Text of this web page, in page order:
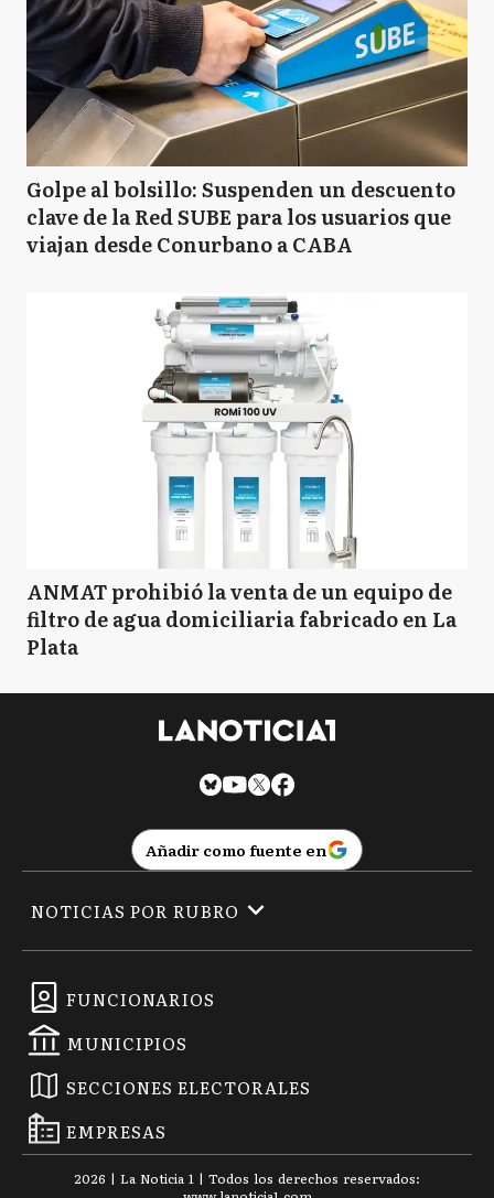
Golpe al bolsillo: Suspenden un descuento
clave de la Red SUBE para los usuarios que
viajan desde Conurbano a CABA
ANMAT prohibió la venta de un equipo de
filtro de agua domiciliaria fabricado en La
Plata
Añadir como fuente en
FUNCIONARIOS
MUNICIPIOS
SECCIONES ELECTORALES
EMPRESAS
NOTICIAS POR RUBRO
2026 | La Noticia 1 | Todos los derechos reservados: